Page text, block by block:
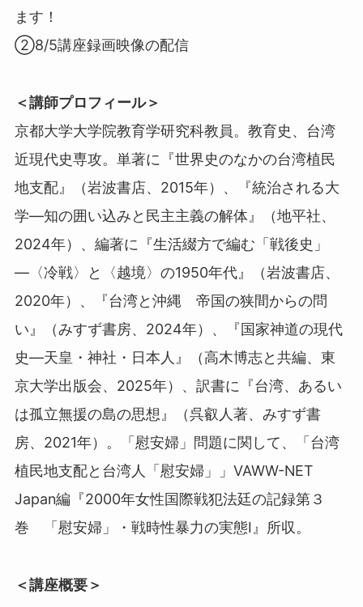
ます！
②8/5講座録画映像の配信
＜講師プロフィール＞
京都大学大学院教育学研究科教員。教育史、台湾
近現代史専攻。単著に『世界史のなかの台湾植民
地支配』（岩波書店、2015年）、『統治される大
学―知の囲い込みと民主主義の解体』（地平社、
2024年）、編著に『生活綴方で編む「戦後史」
―〈冷戦〉と〈越境〉の1950年代』（岩波書店、
2020年）、『台湾と沖縄 帝国の狭間からの問
い』（みすず書房、2024年）、『国家神道の現代
史―天皇・神社・日本人』（高木博志と共編、東
京大学出版会、2025年）、訳書に『台湾、あるい
は孤立無援の島の思想』（呉叡人著、みすず書
房、2021年）。「慰安婦」問題に関して、「台湾
植民地支配と台湾人「慰安婦」」VAWW-NET
Japan編『2000年女性国際戦犯法廷の記録第３
巻 「慰安婦」・戦時性暴力の実態Ⅰ』所収。
＜講座概要＞